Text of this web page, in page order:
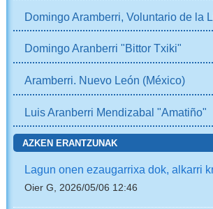
Domingo Aramberri, Voluntario de la
Domingo Aranberri "Bittor Txiki"
Aramberri. Nuevo León (México)
Luis Aranberri Mendizabal "Amatiño"
AZKEN ERANTZUNAK
Lagun onen ezaugarrixa dok, alkarri
Oier G, 2026/05/06 12:46